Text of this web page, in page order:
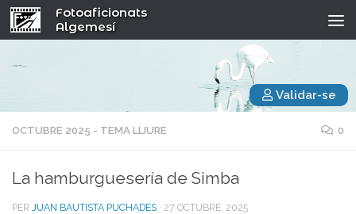
Fotoaficionats
Algemesí
Validar-se
OCTUBRE 2025 - TEMA LLIURE 0
La hamburguesería de Simba
PER JUAN BAUTISTA PUCHADES · 27 OCTUBRE, 2025